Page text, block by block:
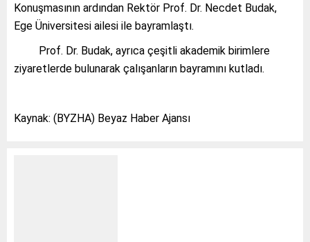
Konuşmasının ardından Rektör Prof. Dr. Necdet Budak,
Ege Üniversitesi ailesi ile bayramlaştı.
Prof. Dr. Budak, ayrıca çeşitli akademik birimlere
ziyaretlerde bulunarak çalışanların bayramını kutladı.
Kaynak: (BYZHA) Beyaz Haber Ajansı